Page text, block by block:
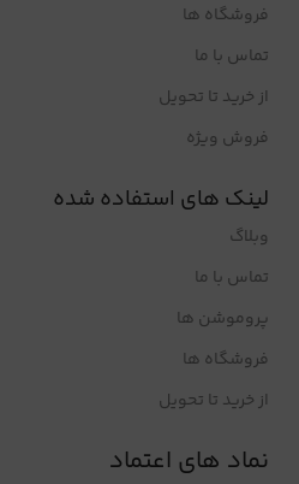
فروشگاه ها
تماس با ما
از خرید تا تحویل
فروش ویژه
لینک های استفاده شده
وبلاگ
تماس با ما
پروموشن ها
فروشگاه ها
از خرید تا تحویل
نماد های اعتماد